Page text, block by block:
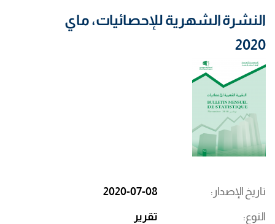
النشرة الشهرية للإحصائيات، ماي
2020
تاريخ الإصدار 2020-07-08
النوع تقرير